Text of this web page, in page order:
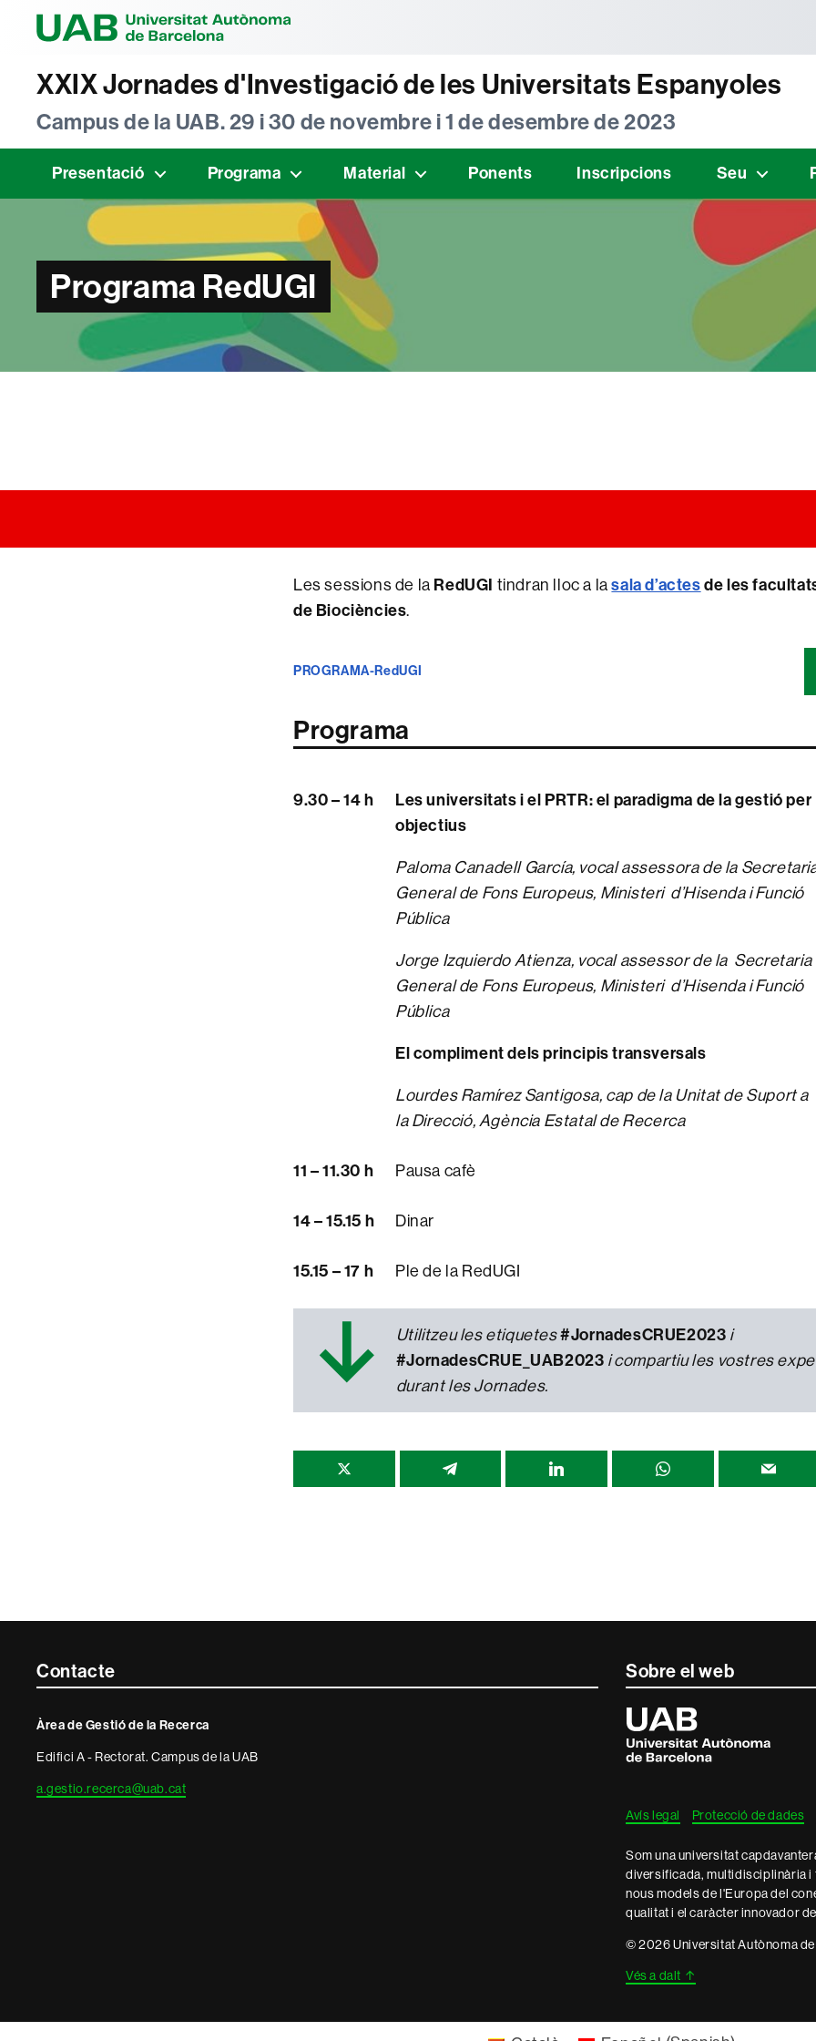
XXIX Jornades d'Investigació de les Universitats Espanyoles
Campus de la UAB. 29 i 30 de novembre i 1 de desembre de 2023
Presentació Programa Material Ponents Inscripcions Seu
Programa RedUGI
Les sessions de la RedUGI tindran lloc a lasala d’actesde les
de Biociències.
PROGRAMA-RedUGI
Programa
9.30 – 14 h
Les universitats i el PRTR: el paradigma de la gestió per
objectius
Paloma Canadell García, vocal assessora de la
General de Fons Europeus, Ministeri d’Hisenda i Funció
Pública
Jorge Izquierdo Atienza, vocal assessor de la Secretaria
General de Fons Europeus, Ministeri d’Hisenda i Funció
Pública
El compliment dels principis transversals
Lourdes Ramírez Santigosa, cap de la Unitat de Suport a
la Direcció, Agència Estatal de Recerca
11 – 11.30 h Pausa cafè
14 –15.15 h Dinar
15.15 – 17 h Ple de la RedUGI
↓ Utilitzeu les etiquetes#JornadesCRUE2023 i
#JornadesCRUE_UAB2023 i compartiu les vostres
durant les Jornades.
Compartir
Contacte
informació
legal
Contacte
Àrea de Gestió de la Recerca
Edifici A - Rectorat. Campus de la UAB
a.gestio.recerca@uab.cat
Sobre el web
Universitat
Autònoma
de
Barcelona
Avís legal Protecció de dades
Som una universitat
diversificada, multidisciplinària i
nous models de l'Europa del
qualitat i el caràcter innovador
© 2026 Universitat Autònoma
Vés a dalt ↑